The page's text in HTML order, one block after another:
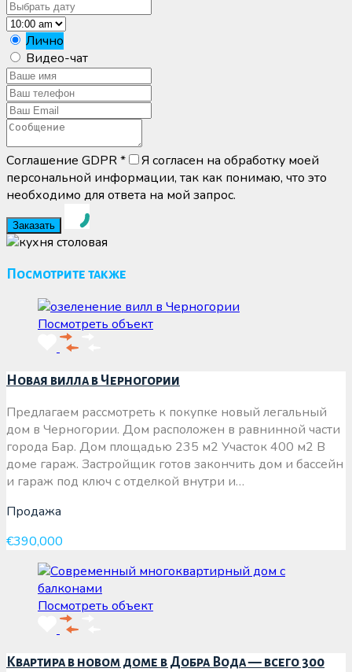
Лично
Видео-чат
Соглашение GDPR*
Я согласен на обработку моей
персональной информации, так как понимаю, что это
необходимо для ответа на мой запрос.
Посмотрите также
Посмотреть объект
Новая вилла в Черногории
Предлагаем рассмотреть к покупке новый легальный
дом в Черногории. Дом расположен в равнинной части
города Бар. Дом площадью 235 м2 Участок 400 м2 В
доме гараж. Застройщик готов закончить дом и бассейн
и гараж под ключ с отделкой внутри и…
Продажа
€390,000
Посмотреть объект
Квартира в новом доме в Добра Вода — всего 300